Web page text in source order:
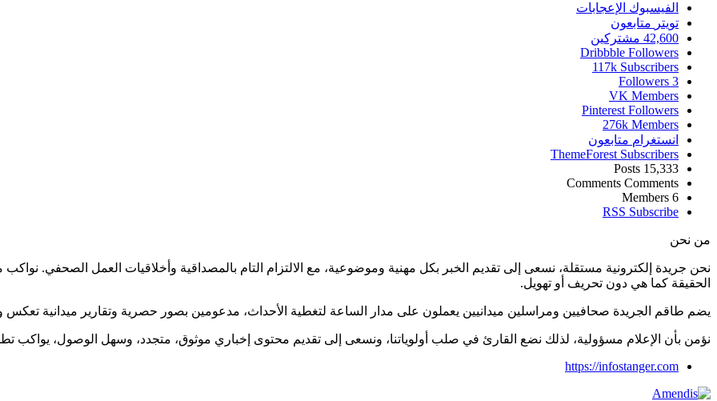
الفيسبوك الإعجابات
تويتر متابعون
42,600 مشتركين
Dribbble Followers
117k Subscribers
3
Followers
VK Members
Pinterest Followers
276k Members
انستغرام متابعون
ThemeForest Subscribers
15,333
Posts
Comments Comments
6
Members
RSS Subscribe
من نحن
نحن جريدة إلكترونية مستقلة، نسعى إلى تقديم الخبر بكل مهنية وموضوعية، مع الالتزام التام بالمصداقية وأخلاقيات العمل الصحفي.
الحقيقة كما هي دون تحريف أو تهويل.
يضم طاقم الجريدة صحافيين ومراسلين ميدانيين يعملون على مدار الساعة لتغطية الأحداث، مدعومين بصور حصرية وتقارير ميدانية
نؤمن بأن الإعلام مسؤولية، لذلك نضع القارئ في صلب أولوياتنا، ونسعى إلى تقديم محتوى إخباري موثوق، متجدد، وسهل الوصول،
https://infostanger.com